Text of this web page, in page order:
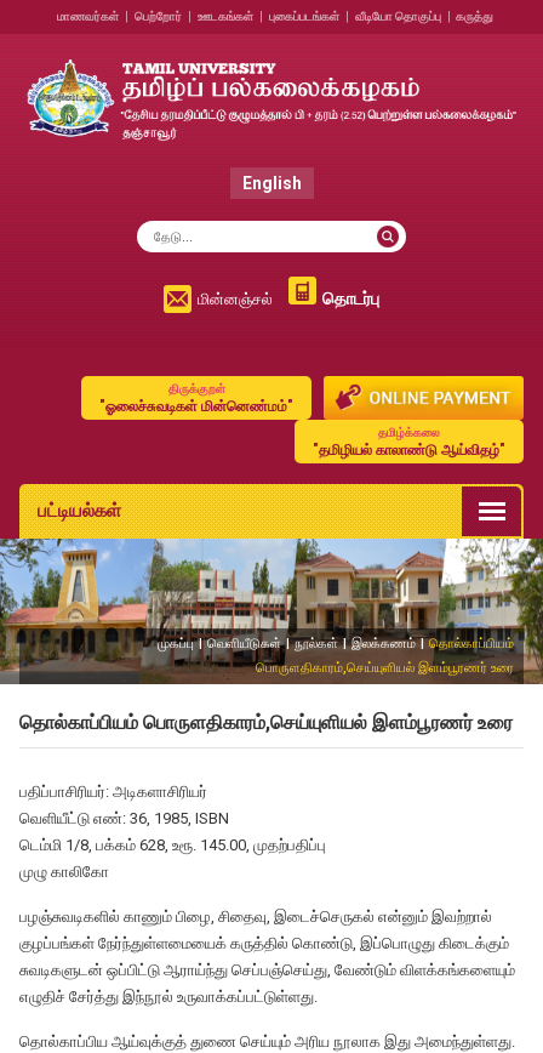
மாணவர்கள் பெற்றோர் ஊடகங்கள் புகைப்படங்கள் வீடியோ தொகுப்பு கருத்து
English
மின்னஞ்சல் தொடர்பு
திருக்குறள்
"ஓலைச்சுவடிகள் மின்னெண்மம்"
தமிழ்க்கலை
"தமிழியல் காலாண்டு ஆய்விதழ்"
பட்டியல்கள்
முகப்பு | வெளியீடுகள் | நூல்கள் | இலக்கணம் |தொல்காப்பியம்
பொருளதிகாரம்,செய்யுளியல் இளம்பூரணர் உரை
தொல்காப்பியம் பொருளதிகாரம்,செய்யுளியல் இளம்பூரணர் உரை
பதிப்பாசிரியர்: அடிகளாசிரியர்
வெளியீட்டு எண்: 36, 1985, ISBN
டெம்மி 1/8, பக்கம் 628, உரூ. 145.00, முதற்பதிப்பு
முழு காலிகோ
பழஞ்சுவடிகளில் காணும் பிழை, சிதைவு, இடைச்செருகல் என்னும் இவற்றால்
குழப்பங்கள் நேர்ந்துள்ளமையைக் கருத்தில் கொண்டு, இப்பொழுது கிடைக்கும்
சுவடிகளுடன் ஒப்பிட்டு ஆராய்ந்து செப்பஞ்செய்து, வேண்டும் விளக்கங்களையும்
எழுதிச் சேர்த்து இந்நூல் உருவாக்கப்பட்டுள்ளது.
தொல்காப்பிய ஆய்வுக்குத் துணை செய்யும் அரிய நூலாக இது அமைந்துள்ளது.